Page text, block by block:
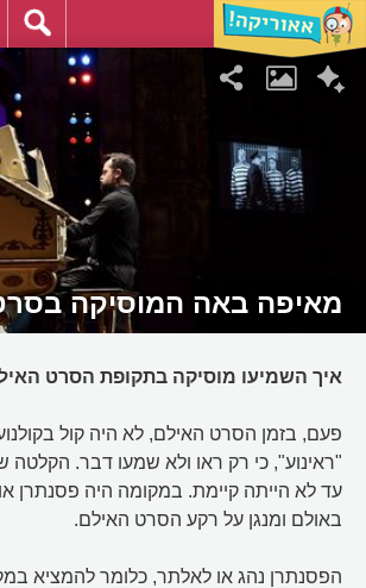
מאיפה באה המוסיקה
איך השמיעו מוסיקה בתקופת הסרט
פעם, בזמן הסרט האילם, לא היה קול
"ראינוע", כי רק ראו ולא שמעו דבר. הקלטה
עד לא הייתה קיימת. במקומה היה פסנתרן או
באולם ומנגן על רקע הסרט האילם.
הפסנתרן נהג או לאלתר, כלומר להמציא